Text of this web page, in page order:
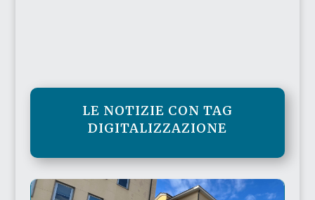
LE NOTIZIE CON TAG
DIGITALIZZAZIONE